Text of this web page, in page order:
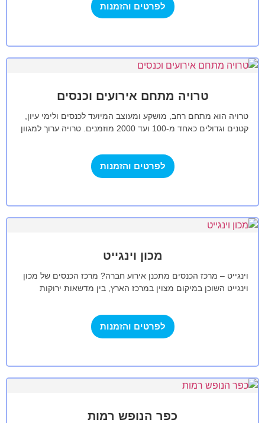
לפרטים והזמנות
טרויה מתחם אירועים וכנסים
טרויה הוא מתחם רחב, מושקע ומעוצב המיועד לכנסים ולימי עיון,
קטנים וגדולים כאחד מ-100 ועד 2000 מוזמנים. טרויה ערוך למגוון
לפרטים והזמנות
מכון וינגייט
וינגייט – מרכז הכנסים מתכנן אירוע חברה? מרכז הכנסים של מכון
וינגייט השוכן במיקום מצוין במרכז הארץ, בין מדשאות ירוקות
לפרטים והזמנות
כפר הנופש רמות